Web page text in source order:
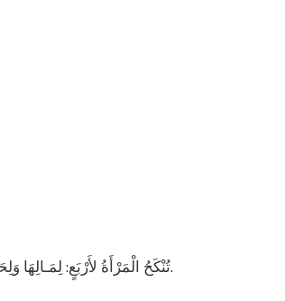
تُنْكَحُ الْمَرْأَةُ لأَرْبَعٍ: لِمَـالِهَا وَلِحَسَبِهَا وَلِجَمَالِهَا وَلِدِيْنِهَا، فَاظْفَرْ بِذَاتِ الدِّيْنِ تَرِبَتْ يَدَاكَ.